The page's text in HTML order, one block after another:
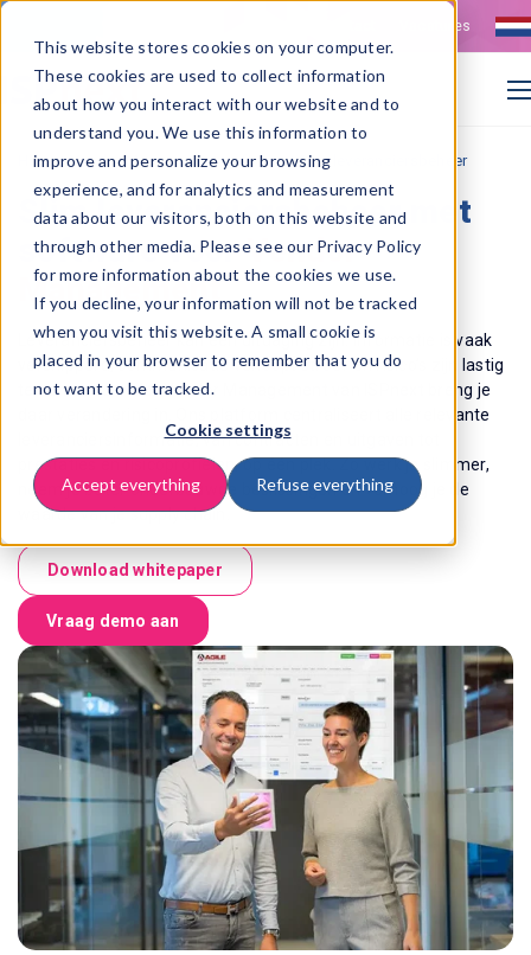
This website stores cookies on your computer.
These cookies are used to collect information
about how you interact with our website and to
understand you. We use this information to
improve and personalize your browsing
experience, and for analytics and measurement
data about our visitors, both on this website and
through other media. Please see our Privacy Policy
for more information about the cookies we use.
If you decline, your information will not be tracked
when you visit this website. A small cookie is
placed in your browser to remember that you do
not want to be tracked.
Cookie settings
Accept everything Refuse everything
Vacatures
Home>Vendor Management software | Slim leveranciersbeheer
Slim leveranciersbeheer met
software voorVendor
Management
Leveranciersbeheer kan een uitdaging zijn. Informatie is vaak
versnipperd, communicatie verloopt stroef en risico’s zijn lastig
te beheersen. MetVendor
breng je
daar verandering in. Ons platform centraliseert alle relevante
leveranciersinformatie, van contracten en uitgaven tot
prestaties en risicoprofielen, op één plek. Zo werk je slimmer,
neem je beter onderbouwde beslissingen en verhoog je de
waarde van je supply chain.
Download whitepaper
Vraag demo aan